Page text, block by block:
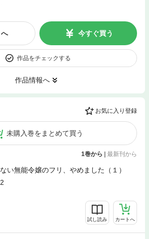
今すぐ買う
作品をチェックする
作品情報へ
お気に入り登録
未購入巻をまとめて買う
1巻から | 最新刊から
い無能令嬢のフリ、やめました（１）
試し読み カートへ